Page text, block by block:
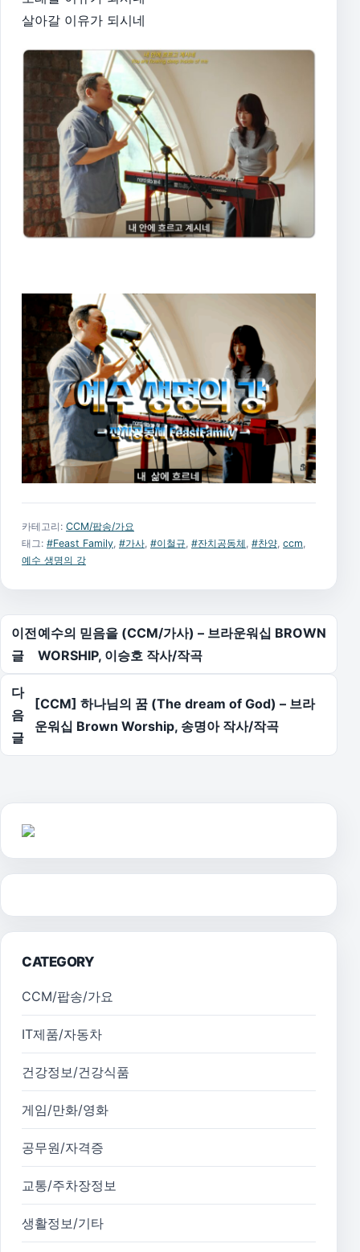
살아갈 이유가 되시네
카테고리: CCM/팝송/가요
태그: #Feast Family, #가사, #이철규, #잔치공동체, #찬양, ccm,
예수 생명의 강
글 탐색
이전
글
예수의 믿음을 (CCM/가사) – 브라운워십 BROWN
WORSHIP, 이승호 작사/작곡
다
음
글
[CCM] 하나님의 꿈 (The dream of God) – 브라
운워십 Brown Worship, 송명아 작사/작곡
CATEGORY
CCM/팝송/가요
IT제품/자동차
건강정보/건강식품
게임/만화/영화
공무원/자격증
교통/주차장정보
생활정보/기타